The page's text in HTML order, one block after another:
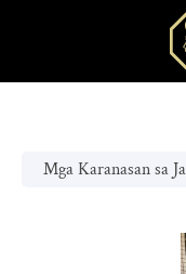
Mga Karanasan sa